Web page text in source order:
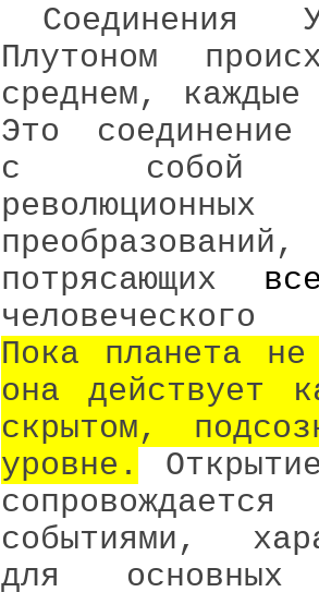
Соединения
Плутоном
среднем,
Это соединение
с собой
революционных
преобразований,
потрясающих
Пока планета
она действует
скрытом,
уровне.
сопровождается
событиями,
для основных